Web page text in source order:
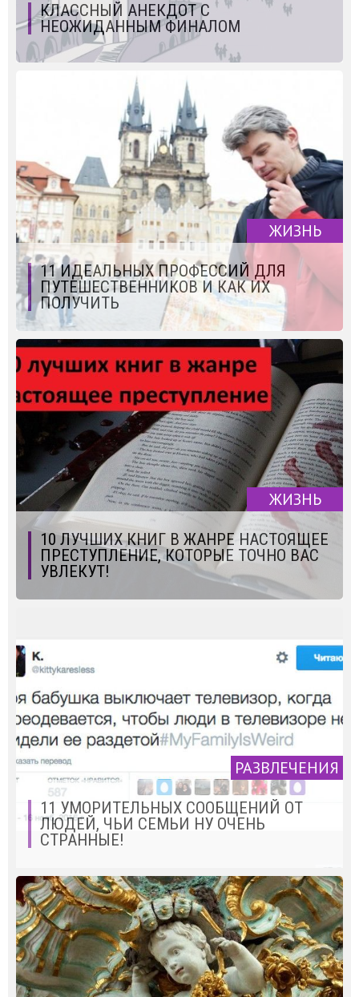
КЛАССНЫЙ АНЕКДОТ С
НЕОЖИДАННЫМ ФИНАЛОМ
ЖИЗНЬ
11 ИДЕАЛЬНЫХ ПРОФЕССИЙ ДЛЯ
ПУТЕШЕСТВЕННИКОВ И КАК ИХ
ПОЛУЧИТЬ
ЖИЗНЬ
10 ЛУЧШИХ КНИГ В ЖАНРЕ НАСТОЯЩЕЕ
ПРЕСТУПЛЕНИЕ, КОТОРЫЕ ТОЧНО ВАС
УВЛЕКУТ!
РАЗВЛЕЧЕНИЯ
11 УМОРИТЕЛЬНЫХ СООБЩЕНИЙ ОТ
ЛЮДЕЙ, ЧЬИ СЕМЬИ НУ ОЧЕНЬ
СТРАННЫЕ!